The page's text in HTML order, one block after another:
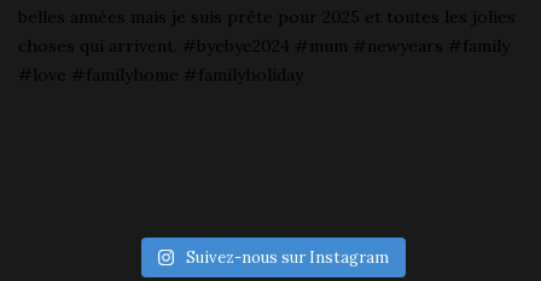
Suivez-nous sur Instagram